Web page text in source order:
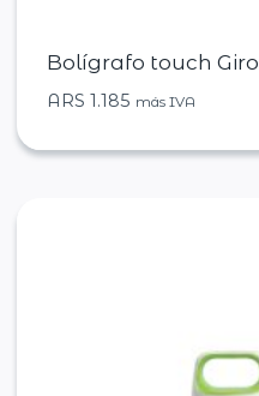
Bolígrafo touch Giro
ARS 1.185 más IVA